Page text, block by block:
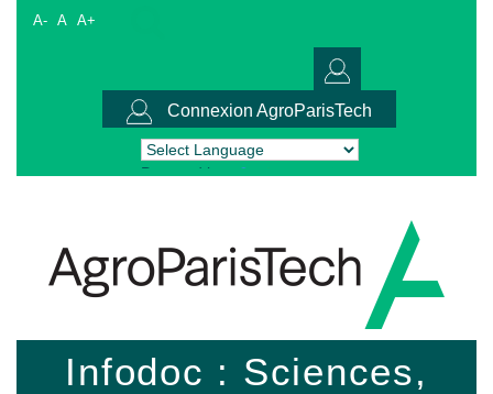
A- A A+
Connexion AgroParisTech
Powered by Translate
Infodoc : Sciences,